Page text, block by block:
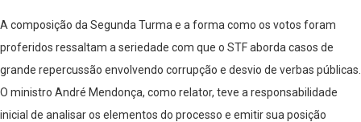
A composição da Segunda Turma e a forma como os votos foram
proferidos ressaltam a seriedade com que o STF aborda casos de
grande repercussão envolvendo corrupção e desvio de verbas públicas.
O ministro André Mendonça, como relator, teve a responsabilidade
inicial de analisar os elementos do processo e emitir sua posição